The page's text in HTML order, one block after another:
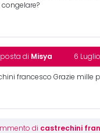
congelare?
di Misya 6
francesco Grazie mille
di castrechini